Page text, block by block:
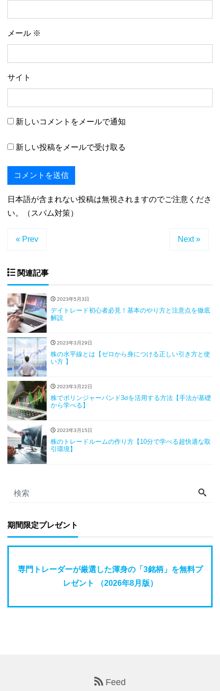
メール ※
サイト
新しいコメントをメールで通知
新しい投稿をメールで受け取る
日本語が含まれない投稿は無視されますのでご注意くださ
い。（スパム対策）
« Prev Next »
関連記事
2023年5月3日
デイトレード初心者必見！基本のやり方と注意点を徹底
解説
2023年3月29日
株の水平線とは【ゼロから身につける正しい引き方と使
い方 】
2023年3月22日
株でボリンジャーバンド3σを活用する方法【手法が基礎
から学べる】
2023年3月15日
株のトレードルームの作り方【10分で学べる超快適な取
引環境】
期間限定プレゼント
専門トレーダーが厳選した渾身の「3銘柄」を無料プ
レゼント （2026年8月版）
Feed